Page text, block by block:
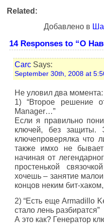
Related:
Добавлено в
14 Responses to “О
Carc Says:
September 30th, 2008 at
Не уловил два момента:
1) “Второе решение
Manager…”
Если я правильно
ключей, без защиты.
ключепроверялка что
также имхо не
начиная от
простенькой
хочешь – занятие
концов неким бит-
2) “Есть еще Armadillo
стало лень разбиратся”
А это как? Генератор